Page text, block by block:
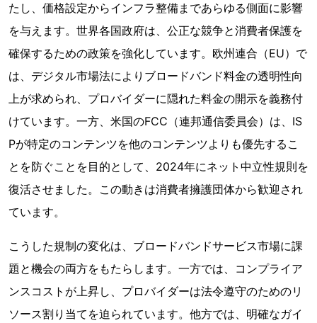
たし、価格設定からインフラ整備まであらゆる側面に影響
を与えます。世界各国政府は、公正な競争と消費者保護を
確保するための政策を強化しています。欧州連合（EU）で
は、デジタル市場法によりブロードバンド料金の透明性向
上が求められ、プロバイダーに隠れた料金の開示を義務付
けています。一方、米国のFCC（連邦通信委員会）は、IS
Pが特定のコンテンツを他のコンテンツよりも優先するこ
とを防ぐことを目的として、2024年にネット中立性規則を
復活させました。この動きは消費者擁護団体から歓迎され
ています。
こうした規制の変化は、ブロードバンドサービス市場に課
題と機会の両方をもたらします。一方では、コンプライア
ンスコストが上昇し、プロバイダーは法令遵守のためのリ
ソース割り当てを迫られています。他方では、明確なガイ